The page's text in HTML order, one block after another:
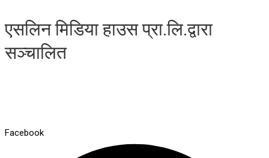
एसलिन मिडिया हाउस प्रा.लि.द्वारा
सञ्चालित
Facebook